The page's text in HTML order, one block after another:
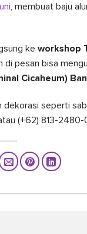
, membuat baju
ke workshop
pesan bisa
Cicaheum)
seperti
(+62) 813-